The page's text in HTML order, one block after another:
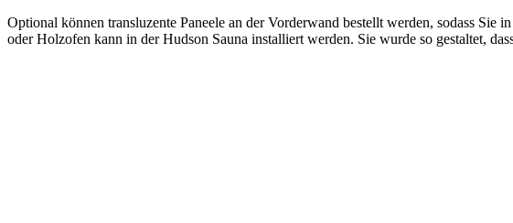
Optional können transluzente Paneele an der Vorderwand bestellt werden, sodass Sie
oder Holzofen kann in der Hudson Sauna installiert werden. Sie wurde so gestaltet,